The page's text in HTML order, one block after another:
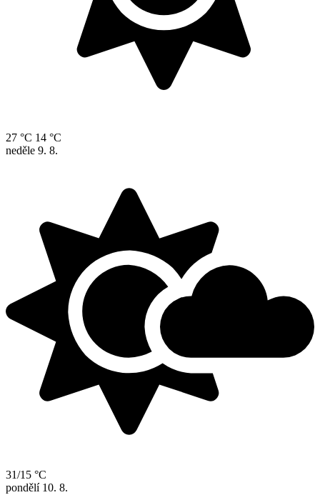
27 °C 14 °C
neděle 9. 8.
31/15 °C
pondělí 10. 8.